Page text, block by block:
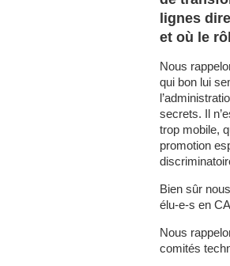
lignes
et où le
Nous
qui bon lui
secrets. Il
trop mobile,
promotion
Bien sûr
élu-e-s en
Nous
comités